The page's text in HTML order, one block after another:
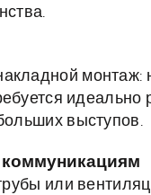
монтаж:
выступов.
или